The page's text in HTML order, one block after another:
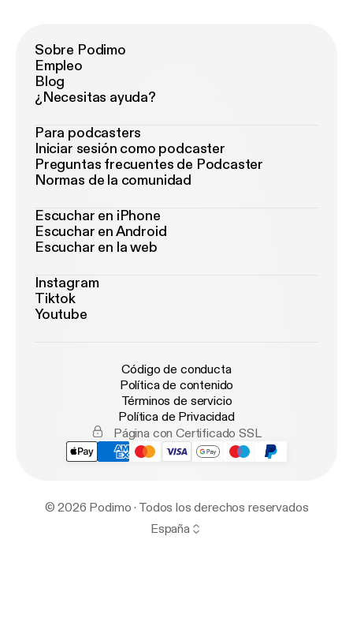
Sobre Podimo
Empleo
Blog
¿Necesitas ayuda?
Para podcasters
Iniciar sesión como podcaster
Preguntas frecuentes de Podcaster
Normas de la comunidad
Escuchar en iPhone
Escuchar en Android
Escuchar en la web
Instagram
Tiktok
Youtube
Código de conducta
Política de contenido
Términos de servicio
Política de Privacidad
Página con Certificado SSL
© 2026 Podimo · Todos los derechos reservados
España